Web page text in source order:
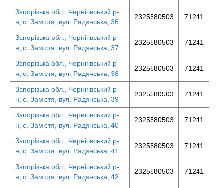
Запорізька обл., Чернігівський р-
н, с. Замістя, вул. Радянська, 36
2325580503 71241
Запорізька обл., Чернігівський р-
н, с. Замістя, вул. Радянська, 37
2325580503 71241
Запорізька обл., Чернігівський р-
н, с. Замістя, вул. Радянська, 38
2325580503 71241
Запорізька обл., Чернігівський р-
н, с. Замістя, вул. Радянська, 39
2325580503 71241
Запорізька обл., Чернігівський р-
н, с. Замістя, вул. Радянська, 40
2325580503 71241
Запорізька обл., Чернігівський р-
н, с. Замістя, вул. Радянська, 41
2325580503 71241
Запорізька обл., Чернігівський р-
н, с. Замістя, вул. Радянська, 42
2325580503 71241